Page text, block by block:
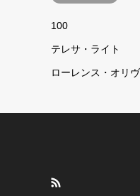
100
テレサ・ライト
ローレンス・オリ